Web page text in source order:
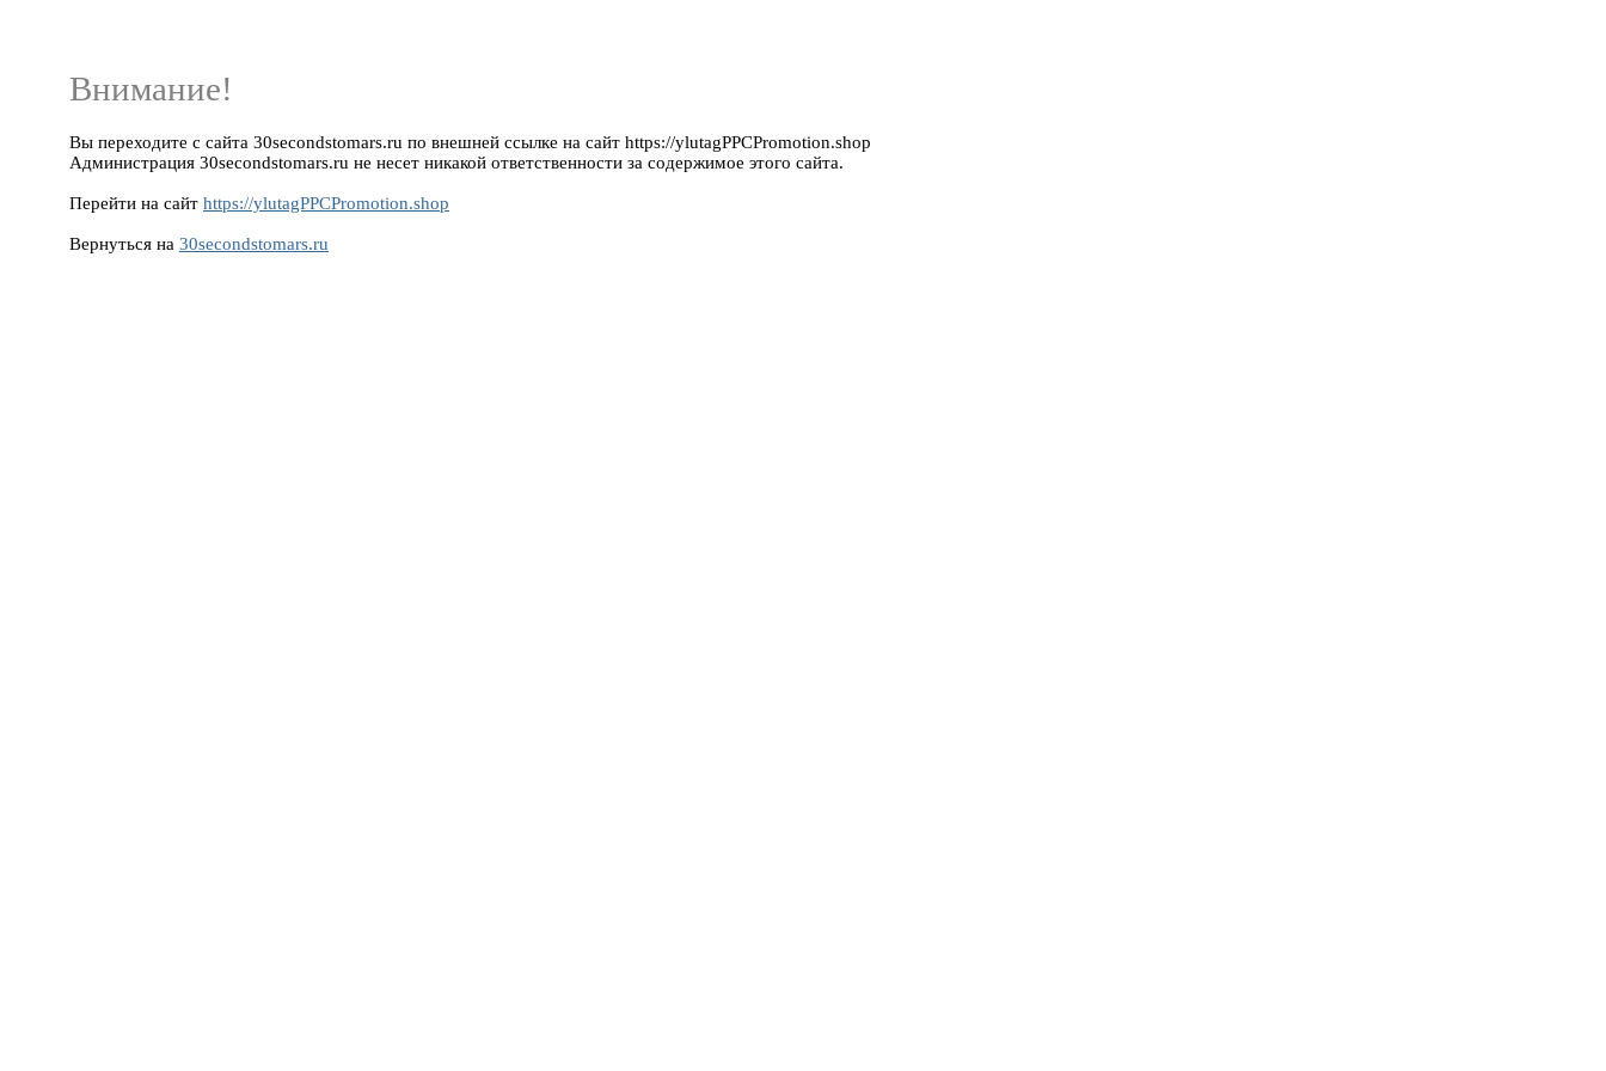
Внимание!
Вы переходите с сайта 30secondstomars.ru по внешней ссылке на сайт https://ylutagPPCPromotion.shop
Администрация 30secondstomars.ru не несет никакой ответственности за содержимое этого сайта.
Перейти на сайт https://ylutagPPCPromotion.shop
Вернуться на 30secondstomars.ru